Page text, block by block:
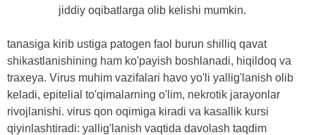
jiddiy oqibatlarga olib kelishi mumkin.
tanasiga kirib ustiga patogen faol burun shilliq qavat
shikastlanishining ham ko'payish boshlanadi, hiqildoq va
traxeya. Virus muhim vazifalari havo yo'li yallig'lanish olib
keladi, epitelial to'qimalarning o'lim, nekrotik jarayonlar
rivojlanishi. virus qon oqimiga kiradi va kasallik kursi
qiyinlashtiradi: yallig'lanish vaqtida davolash taqdim